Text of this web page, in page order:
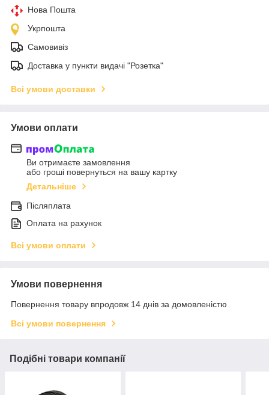
Нова Пошта
Укрпошта
Самовивіз
Доставка у пункти видачі "Розетка"
Всі умови доставки
Умови оплати
Ви отримаєте замовлення
або гроші повернуться на вашу картку
Детальніше
Післяплата
Оплата на рахунок
Всі умови оплати
Умови повернення
Повернення товару впродовж 14 днів за домовленістю
Всі умови повернення
Подібні товари компанії